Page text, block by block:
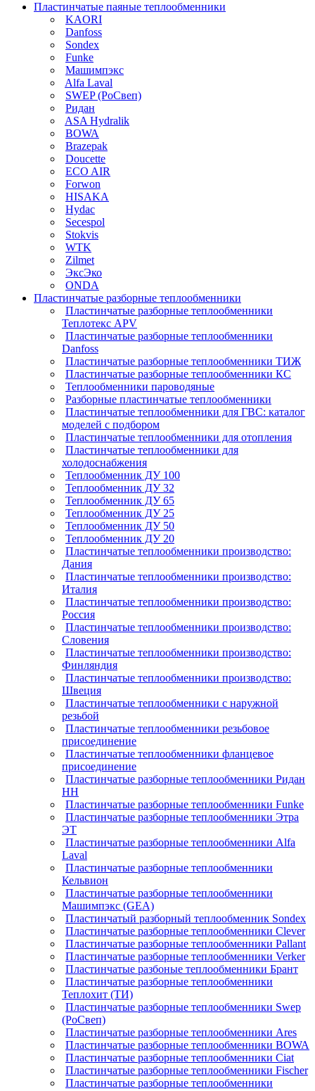
Пластинчатые паяные теплообменники
KAORI
Danfoss
Sondex
Funke
Машимпэкс
Alfa Laval
SWEP (РоСвеп)
Ридан
ASA Hydralik
BOWA
Brazepak
Doucette
ECO AIR
Forwon
HISAKA
Hydac
Secespol
Stokvis
WTK
Zilmet
ЭксЭко
ONDA
Пластинчатые разборные теплообменники
Пластинчатые разборные теплообменники
Теплотекс APV
Пластинчатые разборные теплообменники
Danfoss
Пластинчатые разборные теплообменники ТИЖ
Пластинчатые разборные теплообменники КC
Теплообменники пароводяные
Разборные пластинчатые теплообменники
Пластинчатые теплообменники для ГВС: каталог
моделей с подбором
Пластинчатые теплообменники для отопления
Пластинчатые теплообменники для
холодоснабжения
Теплообменник ДУ 100
Теплообменник ДУ 32
Теплообменник ДУ 65
Теплообменник ДУ 25
Теплообменник ДУ 50
Теплообменник ДУ 20
Пластинчатые теплообменники производство:
Дания
Пластинчатые теплообменники производство:
Италия
Пластинчатые теплообменники производство:
Россия
Пластинчатые теплообменники производство:
Словения
Пластинчатые теплообменники производство:
Финляндия
Пластинчатые теплообменники производство:
Швеция
Пластинчатые теплообменники с наружной
резьбой
Пластинчатые теплообменники резьбовое
присоединение
Пластинчатые теплообменники фланцевое
присоединение
Пластинчатые разборные теплообменники Ридан
НН
Пластинчатые разборные теплообменники Funke
Пластинчатые разборные теплообменники Этра
ЭТ
Пластинчатые разборные теплообменники Alfa
Laval
Пластинчатые разборные теплообменники
Кельвион
Пластинчатые разборные теплообменники
Машимпэкс (GEA)
Пластинчатый разборный теплообменник Sondex
Пластинчатые разборные теплообменники Clever
Пластинчатые разборные теплообменники Pallant
Пластинчатые разборные теплообменники Verker
Пластинчатые разбоные теплообменники Брант
Пластинчатые разборные теплообменники
Теплохит (ТИ)
Пластинчатые разборные теплообменники Swep
(РоСвеп)
Пластинчатые разборные теплообменники Ares
Пластинчатые разборные теплообменники BOWA
Пластинчатые разборные теплообменники Ciat
Пластинчатые разборные теплообменники Fischer
Пластинчатые разборные теплообменники